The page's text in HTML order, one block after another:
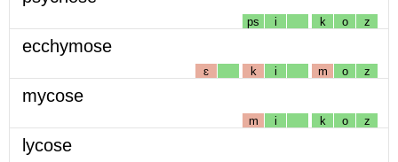
ps i k o z
ecchymose
ɛ k i m o z
mycose
m i k o z
lycose